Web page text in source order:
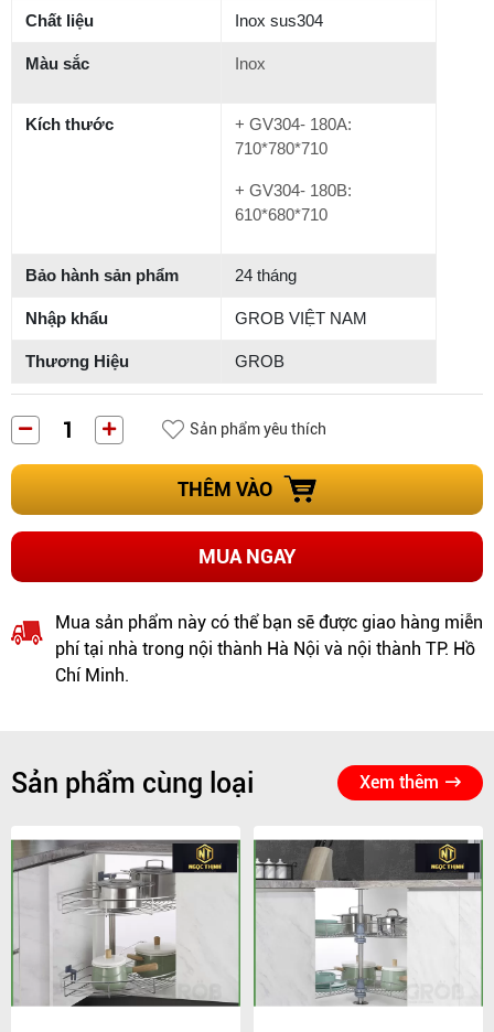
Chất liệu Inox sus304
Màu sắc Inox
Kích thước
+ GV304- 180A:
710*780*710
+ GV304- 180B:
610*680*710
Bảo hành sản phẩm 24 tháng
Nhập khẩu GROB VIỆT NAM
Thương Hiệu GROB
Sản phẩm yêu thích
THÊM VÀO
MUA NGAY
Mua sản phẩm này có thể bạn sẽ được giao hàng miễn
phí tại nhà trong nội thành Hà Nội và nội thành TP. Hồ
Chí Minh.
Sản phẩm cùng loại Xem thêm